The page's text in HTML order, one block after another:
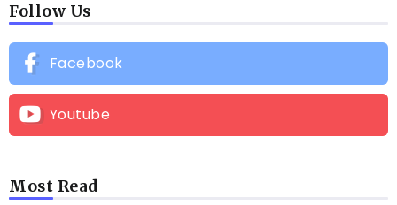
Follow Us
Facebook
Youtube
Most Read